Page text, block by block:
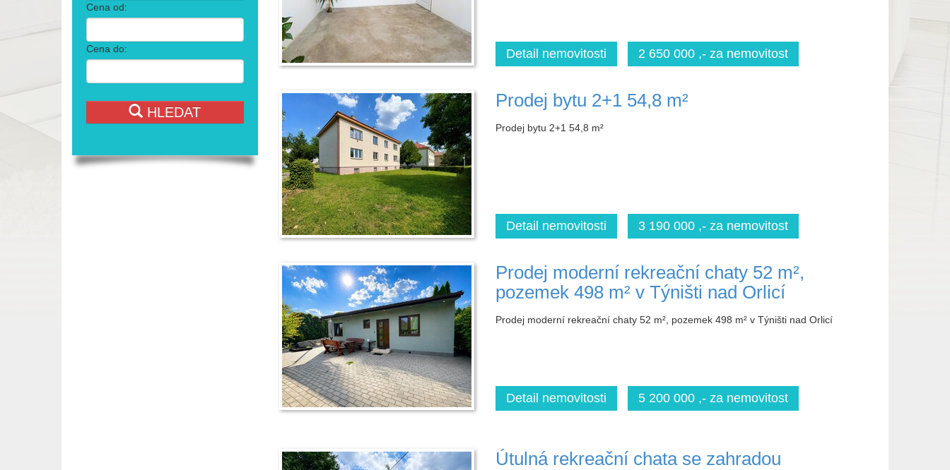
Cena od:
Cena do:
HLEDAT
Detail nemovitosti 2 650 000 ,- za nemovitost
Prodej bytu 2+1 54,8 m²
Prodej bytu 2+1 54,8 m²
Detail nemovitosti 3 190 000 ,- za nemovitost
Prodej moderní rekreační chaty 52 m²,
pozemek 498 m² v Týništi nad Orlicí
Prodej moderní rekreační chaty 52 m², pozemek 498 m² v Týništi nad Orlicí
Detail nemovitosti 5 200 000 ,- za nemovitost
Útulná rekreační chata se zahradou